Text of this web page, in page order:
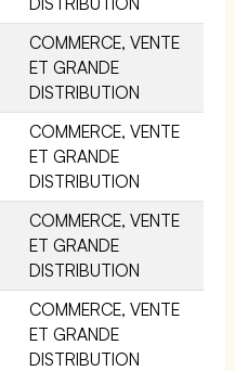
COMMERCE, VENTE
ET GRANDE
DISTRIBUTION
COMMERCE, VENTE
ET GRANDE
DISTRIBUTION
COMMERCE, VENTE
ET GRANDE
DISTRIBUTION
COMMERCE, VENTE
ET GRANDE
DISTRIBUTION